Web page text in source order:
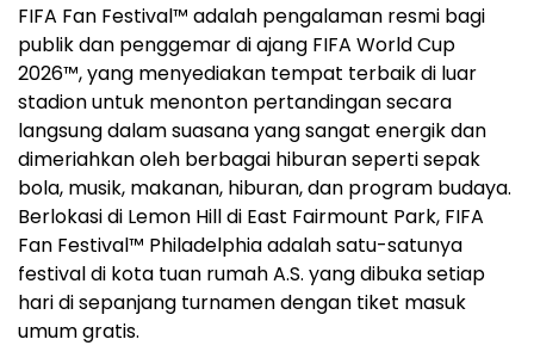
FIFA Fan Festival™ adalah pengalaman resmi bagi
publik dan penggemar di ajang FIFA World Cup
2026™, yang menyediakan tempat terbaik di luar
stadion untuk menonton pertandingan secara
langsung dalam suasana yang sangat energik dan
dimeriahkan oleh berbagai hiburan seperti sepak
bola, musik, makanan, hiburan, dan program budaya.
Berlokasi di Lemon Hill di East Fairmount Park, FIFA
Fan Festival™ Philadelphia adalah satu-satunya
festival di kota tuan rumah A.S. yang dibuka setiap
hari di sepanjang turnamen dengan tiket masuk
umum gratis.